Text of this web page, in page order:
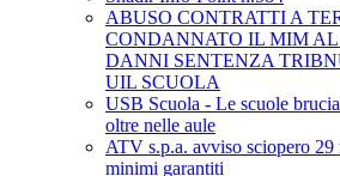
ABUSO CONTRATTI A
CONDANNATO IL MIM
DANNI SENTENZA
UIL SCUOLA
USB Scuola - Le scuole
oltre nelle aule
ATV s.p.a. avviso sciopero
minimi garantiti